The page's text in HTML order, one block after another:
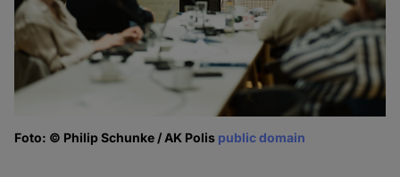
Foto: © Philip Schunke / AK Polis public domain